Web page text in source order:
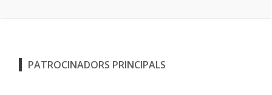
PATROCINADORS PRINCIPALS